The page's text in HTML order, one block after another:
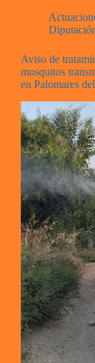
Aviso de
mosquitos
en Palomares